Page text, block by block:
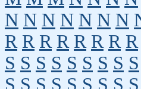
N N N N N N N
R R R R R R R R
S S S S S S S S S
S S S S S S S S S